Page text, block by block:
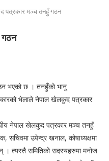
पत्रकार मञ्च तनहुँ गठन
भएको छ । तनहुँको भानु
भेलाले नेपाल खेलकुद पत्रकार
नेपाल खेलकुद पत्रकार मञ्च तनहुँ
सचिवमा उपेन्द्र खनाल, कोषाध्यक्षमा
। त्यस्तै समितिको सदस्यहरुमा मनोज